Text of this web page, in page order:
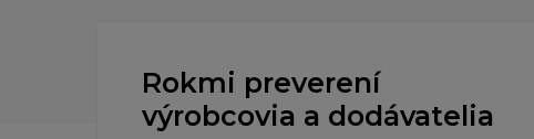
Rokmi preverení
výrobcovia a dodávatelia